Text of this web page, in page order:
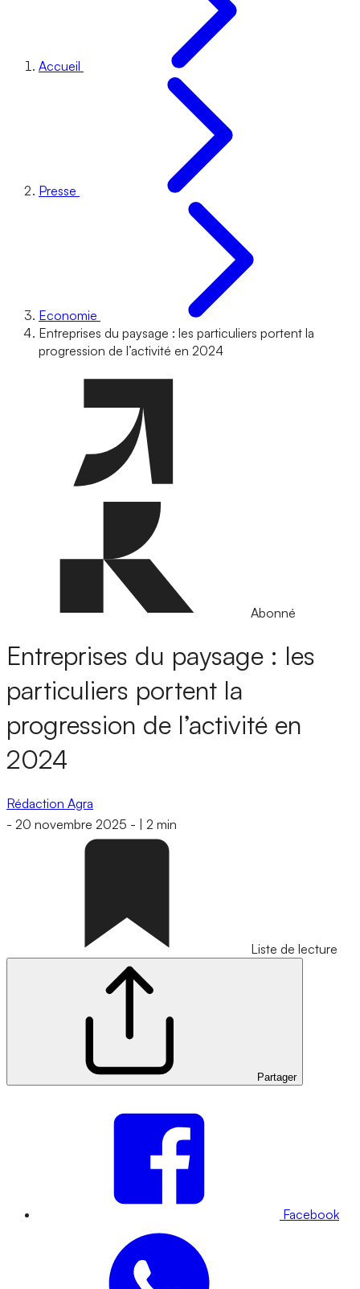
Accueil
Presse
Economie
Entreprises du paysage : les particuliers portent la
progression de l’activité en 2024
Abonné
Entreprises du paysage : les
particuliers portent la
progression de l’activité en
2024
Rédaction Agra
- 20 novembre 2025 - 2 min
Liste de lecture
Partager
Facebook